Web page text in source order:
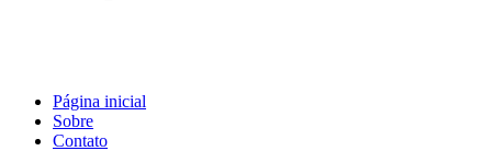
Página inicial
Sobre
Contato